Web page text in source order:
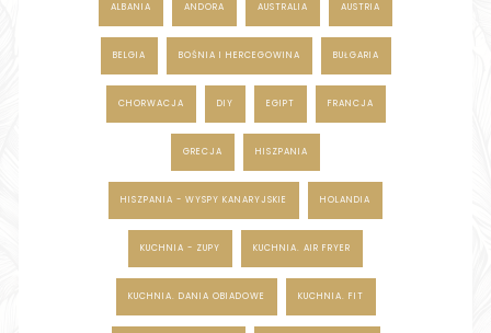
ALBANIA ANDORA AUSTRALIA AUSTRIA
BELGIA BOŚNIA I HERCEGOWINA BUŁGARIA
CHORWACJA DIY EGIPT FRANCJA
GRECJA HISZPANIA
HISZPANIA - WYSPY KANARYJSKIE HOLANDIA
KUCHNIA - ZUPY KUCHNIA. AIR FRYER
KUCHNIA. DANIA OBIADOWE KUCHNIA. FIT